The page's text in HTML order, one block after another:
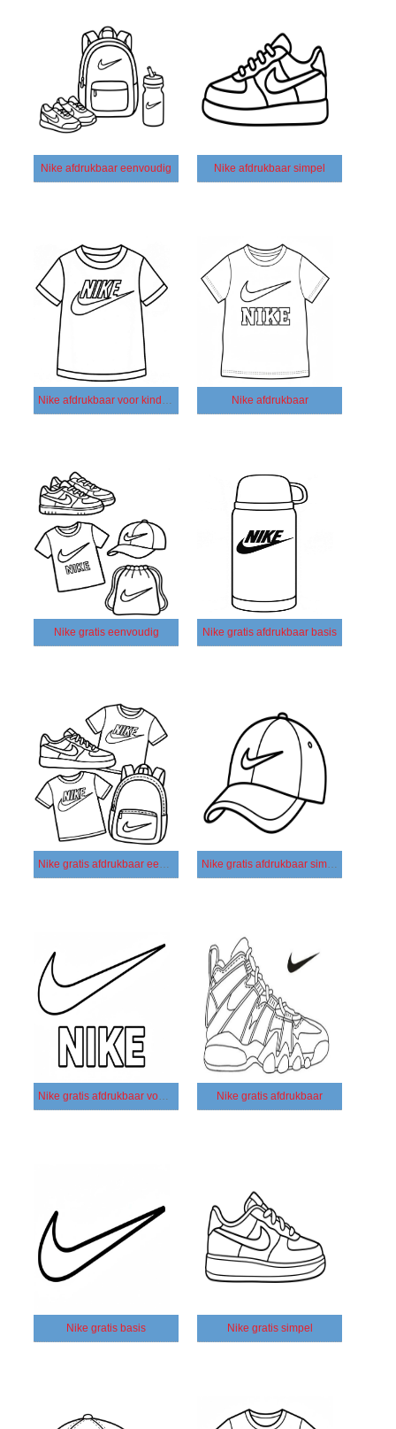
Nike afdrukbaar eenvoudig Nike afdrukbaar simpel
Nike afdrukbaar voor kinderen Nike afdrukbaar
Nike gratis eenvoudig Nike gratis afdrukbaar basis
Nike gratis afdrukbaar eenvoudig Nike gratis afdrukbaar simpel
Nike gratis afdrukbaar voor kinderen Nike gratis afdrukbaar
Nike gratis basis Nike gratis simpel